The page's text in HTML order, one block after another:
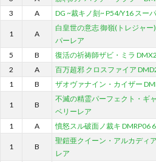
3
A DG ~裁キノ刻~ P54/Y16 スー
1 A
白皇世の意志 御嶺(トレジャー
パーレア
5 B 復活の祈祷師ザビ・ミラ
2
A 百万超邪 クロスファイア
1
B ザオヴァナイン・カイザー
1 B
不滅の精霊パーフェクト・ギ
ベリーレア
1 A 憤怒スル破面ノ裁キ DMRP06
1 B
聖鎧亜クイーン・アルカディ
レア